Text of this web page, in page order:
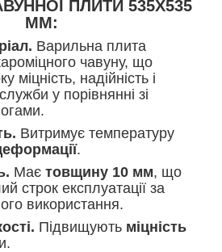
ПЛИТИ 535Х535
ММ:
Варильна плита
чавуну, що
міцність, надійність і
у порівнянні зі
Витримує температуру
.
Має товщину 10 мм, що
строк експлуатації за
використання.
Підвищують міцність